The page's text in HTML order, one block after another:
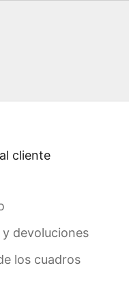
cliente
y devoluciones
los cuadros